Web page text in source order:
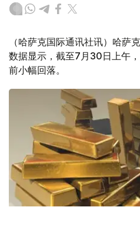
（哈萨克国际通讯社讯）哈
数据显示，截至7月30日上午
前小幅回落。